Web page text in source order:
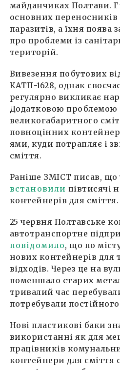
майданчиках Полтави.
основних переносників
паразитів, а їхня поява
про проблеми із
територій.
Вивезення побутових
КАТП-1628, однак
регулярно викликає
Додатковою проблемою
великогабаритного
повноцінних
ями, куди потрапляє і
сміття.
Раніше ЗМІСТ писав, що
встановили півтисячі
контейнерів для сміття.
25 червня Полтавське
автотранспортне
повідомило, що по
нових контейнерів для
відходів. Через це на
поменшало старих
тривалий час
потребували
Нові пластикові баки
використанні як для
працівників
контейнери для сміття